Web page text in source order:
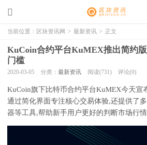
当前位置： 区块资讯网 > 最新资讯 > 正文
KuCoin合约平台KuMEX推出简约
门槛
2020-03-05 分类： 最新资讯 阅读(731) 评论(0)
KuCoin旗下比特币合约平台KuMEX今天宣
通过简化界面专注核心交易体验,还提供了
器等工具,帮助新手用户更好的判断市场行情